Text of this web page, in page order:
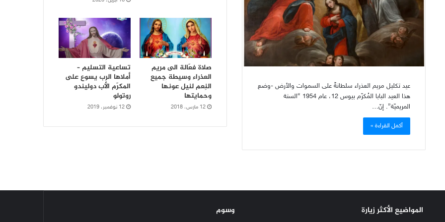
عيد تكليل مريم العذراء سلطانةً على السموات والأرض -وضع
هذا العيد البابا المُكرّم بيوس 12، عام 1954 “السنة
المريميّة”. إنّ…
أكمل القراءة »
صلاة فعّالة الى مريم
العذراء وسيطة جميع
النِعم لنيل عونها
وحمايتها
12 مارس، 2018
تساعية التسليم –
أملاها الرب يسوع على
المكرّم الأب دوليندو
روتولو
12 نوفمبر، 2019
المواضيع الأكثر زيارة وسوم